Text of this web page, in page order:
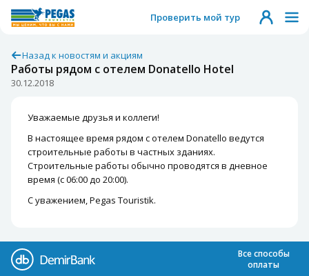
Проверить мой тур
Назад к новостям и акциям
Работы рядом с отелем Donatello Hotel
30.12.2018
Уважаемые друзья и коллеги!
В настоящее время рядом с отелем Donatello ведутся
строительные работы в частных зданиях.
Строительные работы обычно проводятся в дневное
время (с 06:00 до 20:00).
С уважением, Pegas Touristik.
Все способы
оплаты